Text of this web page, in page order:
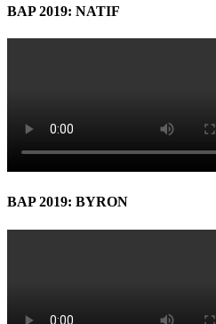
BAP 2019: NATIF
BAP 2019: BYRON